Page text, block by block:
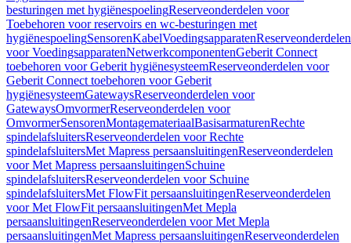
besturingen met hygiënespoelingReserveonderdelen voor
Toebehoren voor reservoirs en wc-besturingen met
hygiënespoelingSensorenKabelVoedingsapparatenReserveonderdelen
voor VoedingsapparatenNetwerkcomponentenGeberit Connect
toebehoren voor Geberit hygiënesysteemReserveonderdelen voor
Geberit Connect toebehoren voor Geberit
hygiënesysteemGatewaysReserveonderdelen voor
GatewaysOmvormerReserveonderdelen voor
OmvormerSensorenMontagemateriaalBasisarmaturenRechte
spindelafsluitersReserveonderdelen voor Rechte
spindelafsluitersMet Mapress persaansluitingenReserveonderdelen
voor Met Mapress persaansluitingenSchuine
spindelafsluitersReserveonderdelen voor Schuine
spindelafsluitersMet FlowFit persaansluitingenReserveonderdelen
voor Met FlowFit persaansluitingenMet Mepla
persaansluitingenReserveonderdelen voor Met Mepla
persaansluitingenMet Mapress persaansluitingenReserveonderdelen